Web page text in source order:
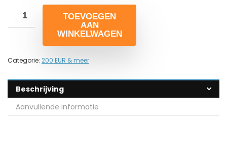
TOEVOEGEN
AAN
WINKELWAGEN
Categorie: 200 EUR & meer
Beschrijving
Aanvullende informatie